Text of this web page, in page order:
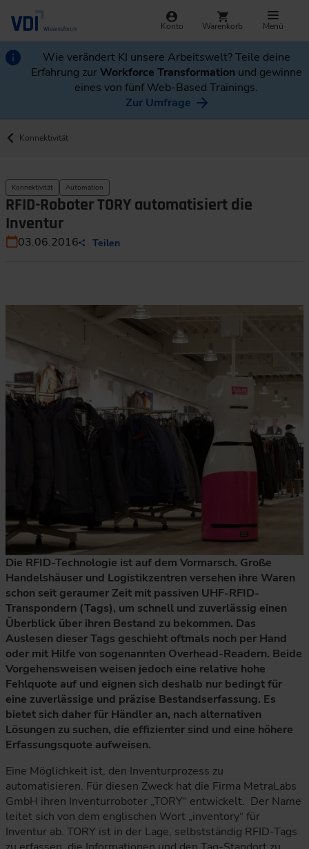
Konto Warenkorb Menü
Wie verändert KI unsere Arbeitswelt? Teile deine
Erfahrung zurWorkforce Transformation und gewinne
eines von fünf Web-Based Trainings.
Zur Umfrage
Konnektivität
Konnektivität Automation
RFID-Roboter TORY automatisiert die
Inventur
03.06.2016 Teilen
Die RFID-Technologie ist auf dem Vormarsch. Große
Handelshäuser und Logistikzentren versehen ihre Waren
schon seit geraumer Zeit mit passiven UHF-RFID-
Transpondern (Tags), um schnell und zuverlässig einen
Überblick über ihren Bestand zu bekommen. Das
Auslesen dieser Tags geschieht oftmals noch per Hand
oder mit Hilfe von sogenannten Overhead-Readern. Beide
Vorgehensweisen weisen jedoch eine relative hohe
Fehlquote auf und eignen sich deshalb nur bedingt für
eine zuverlässige und präzise Bestandserfassung. Es
bietet sich daher für Händler an, nach alternativen
Lösungen zu suchen, die effizienter sind und eine höhere
Erfassungsquote aufweisen.
Eine Möglichkeit ist, den Inventurprozess zu
automatisieren. Für diesen Zweck hat die Firma MetraLabs
GmbH ihren Inventurroboter „TORY“ entwickelt. Der Name
leitet sich von dem englischen Wort „inventory“ für
Inventur ab. TORY ist in der Lage, selbstständig RFID-Tags